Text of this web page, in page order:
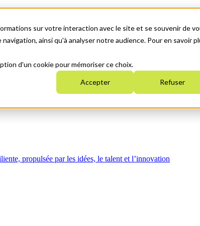
sur votre interaction avec le site et se souvenir de
ainsi qu'à analyser notre audience. Pour en savoir
d'un cookie pour mémoriser ce choix.
Accepter Refuser
propulsée par les idées, le talent et l’innovation